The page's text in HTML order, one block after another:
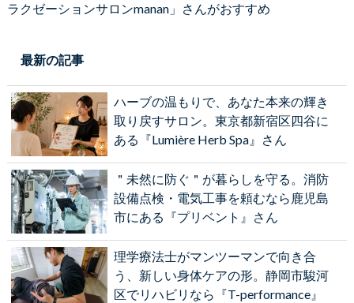
ラクゼーションサロンmanan」さんがおすすめ
最新の記事
ハーブの温もりで、あなた本来の輝き
取り戻すサロン。東京都新宿区四谷に
ある『Lumière Herb Spa』さん
＂未然に防ぐ＂が暮らしを守る。消防
設備点検・電気工事を頼むなら鹿児島
市にある『プリベント』さん
理学療法士がマンツーマンで向き合
う、新しい身体ケアの形。静岡市駿河
区でリハビリなら『T-performance』